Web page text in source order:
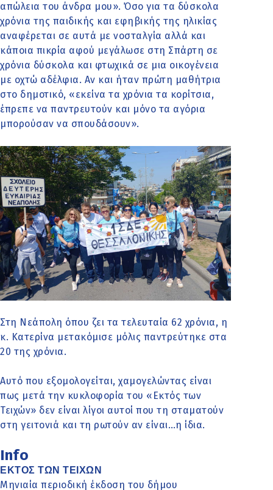
απώλεια του άνδρα μου». Όσο για τα δύσκολα
χρόνια της παιδικής και εφηβικής της ηλικίας
αναφέρεται σε αυτά με νοσταλγία αλλά και
κάποια πικρία αφού μεγάλωσε στη Σπάρτη σε
χρόνια δύσκολα και φτωχικά σε μια οικογένεια
με οχτώ αδέλφια. Αν και ήταν πρώτη μαθήτρια
στο δημοτικό, «εκείνα τα χρόνια τα κορίτσια,
έπρεπε να παντρευτούν και μόνο τα αγόρια
μπορούσαν να σπουδάσουν».
Στη Νεάπολη όπου ζει τα τελευταία 62 χρόνια, η
κ. Κατερίνα μετακόμισε μόλις παντρεύτηκε στα
20 της χρόνια.
Αυτό που εξομολογείται, χαμογελώντας είναι
πως μετά την κυκλοφορία του «Εκτός των
Τειχών» δεν είναι λίγοι αυτοί που τη σταματούν
στη γειτονιά και τη ρωτούν αν είναι…η ίδια.
Info
ΕΚΤΟΣ ΤΩΝ ΤΕΙΧΩΝ
Μηνιαία περιοδική έκδοση του δήμου